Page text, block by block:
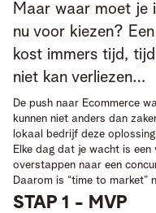
Maar waar moet je
nu voor kiezen?
kost immers tijd,
niet kan verliezen…
De push naar Ecommerce
kunnen niet anders dan
lokaal bedrijf deze
Elke dag dat je wacht is
overstappen naar een
Daarom is “time to market”
STAP 1 - MVP